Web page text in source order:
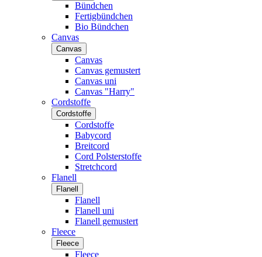
Bündchen
Fertigbündchen
Bio Bündchen
Canvas
Canvas
Canvas
Canvas gemustert
Canvas uni
Canvas "Harry"
Cordstoffe
Cordstoffe
Cordstoffe
Babycord
Breitcord
Cord Polsterstoffe
Stretchcord
Flanell
Flanell
Flanell
Flanell uni
Flanell gemustert
Fleece
Fleece
Fleece